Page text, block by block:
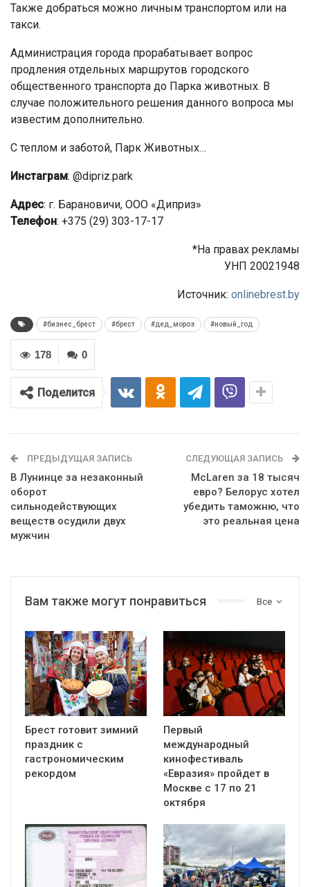
Также добраться можно личным транспортом или на
такси.
Администрация города прорабатывает вопрос
продления отдельных маршрутов городского
общественного транспорта до Парка животных. В
случае положительного решения данного вопроса мы
известим дополнительно.
С теплом и заботой, Парк Животных…
Инстаграм: @dipriz.park
Адрес: г. Барановичи, ООО «Диприз»
Телефон: +375 (29) 303-17-17
*На правах рекламы
УНП 20021948
Источник: onlinebrest.by
#бизнес_брест #брест #дед_мороз #новый_год
0
178
Поделится
ПРЕДЫДУЩАЯ ЗАПИСЬ
В Лунинце за незаконный
оборот
сильнодействующих
веществ осудили двух
мужчин
СЛЕДУЮЩАЯ ЗАПИСЬ
McLaren за 18 тысяч
евро? Белорус хотел
убедить таможню, что
это реальная цена
Все
Вам также могут понравиться
Брест готовит зимний
праздник с
гастрономическим
рекордом
Первый
международный
кинофестиваль
«Евразия» пройдет в
Москве с 17 по 21
октября